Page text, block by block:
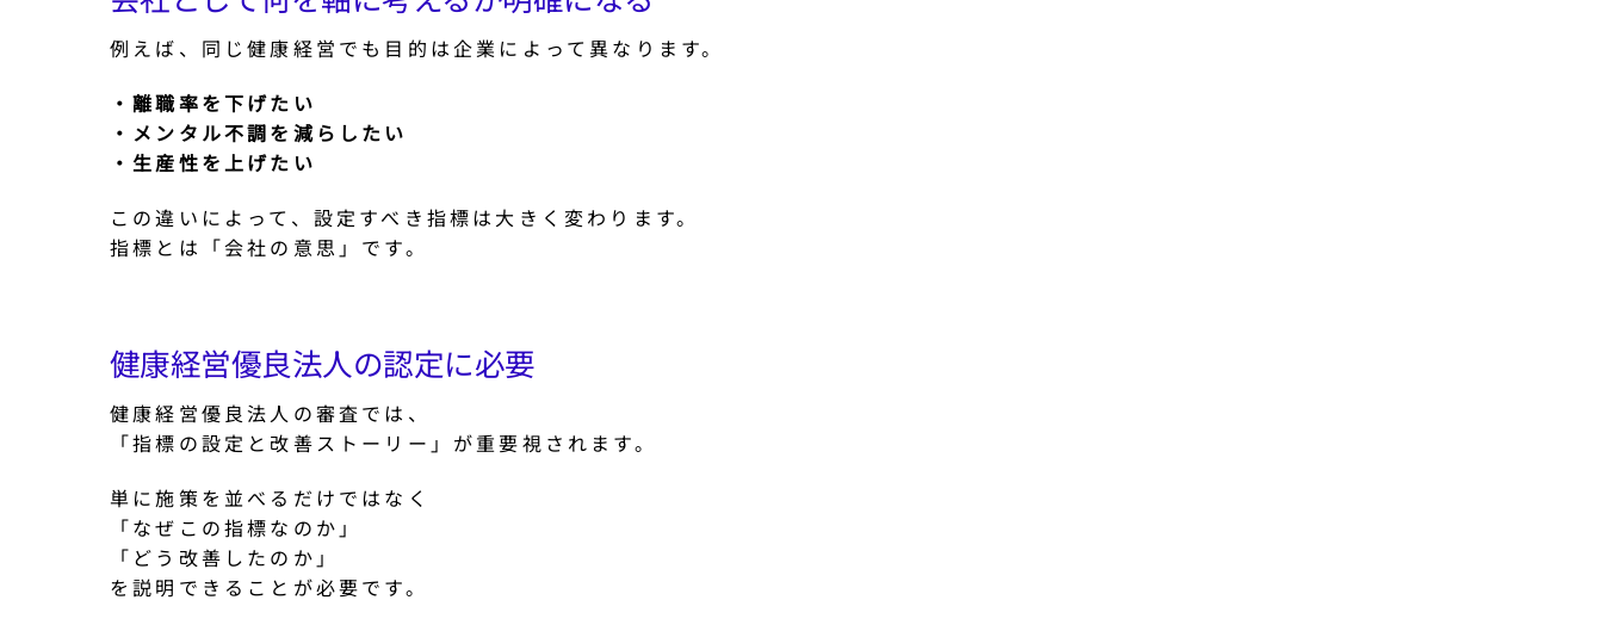
例えば、同じ健康経営でも目的は企業によって異なります。
・離職率を下げたい
・メンタル不調を減らしたい
・生産性を上げたい
この違いによって、設定すべき指標は大きく変わります。
指標とは「会社の意思」です。
健康経営優良法人の認定に必要
健康経営優良法人の審査では、
「指標の設定と改善ストーリー」が重要視されます。
単に施策を並べるだけではなく
「なぜこの指標なのか」
「どう改善したのか」
を説明できることが必要です。